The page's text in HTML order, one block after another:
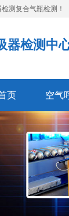
测复合气瓶检测！
器检测中
页 空气